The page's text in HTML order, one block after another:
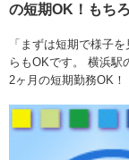
の短期OK！もち
「まずは短期で様子
らもOKです。 横浜駅
2ヶ月の短期勤務OK